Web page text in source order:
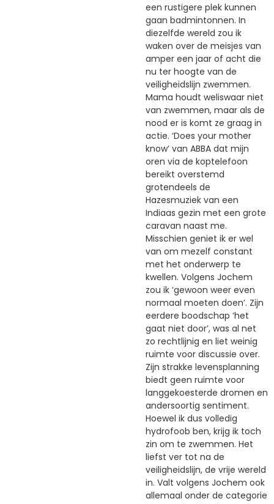
een rustigere plek kunnen
gaan badmintonnen. In
diezelfde wereld zou ik
waken over de meisjes van
amper een jaar of acht die
nu ter hoogte van de
veiligheidslijn zwemmen.
Mama houdt weliswaar niet
van zwemmen, maar als de
nood er is komt ze graag in
actie. ‘Does your mother
know’ van ABBA dat mijn
oren via de koptelefoon
bereikt overstemd
grotendeels de
Hazesmuziek van een
Indiaas gezin met een grote
caravan naast me.
Misschien geniet ik er wel
van om mezelf constant
met het onderwerp te
kwellen. Volgens Jochem
zou ik ‘gewoon weer even
normaal moeten doen’. Zijn
eerdere boodschap ‘het
gaat niet door’, was al net
zo rechtlijnig en liet weinig
ruimte voor discussie over.
Zijn strakke levensplanning
biedt geen ruimte voor
langgekoesterde dromen en
andersoortig sentiment.
Hoewel ik dus volledig
hydrofoob ben, krijg ik toch
zin om te zwemmen. Het
liefst ver tot na de
veiligheidslijn, de vrije wereld
in. Valt volgens Jochem ook
allemaal onder de categorie